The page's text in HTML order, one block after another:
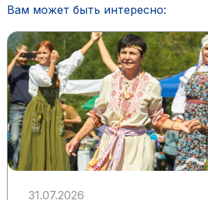
Вам может быть интересно:
31.07.2026